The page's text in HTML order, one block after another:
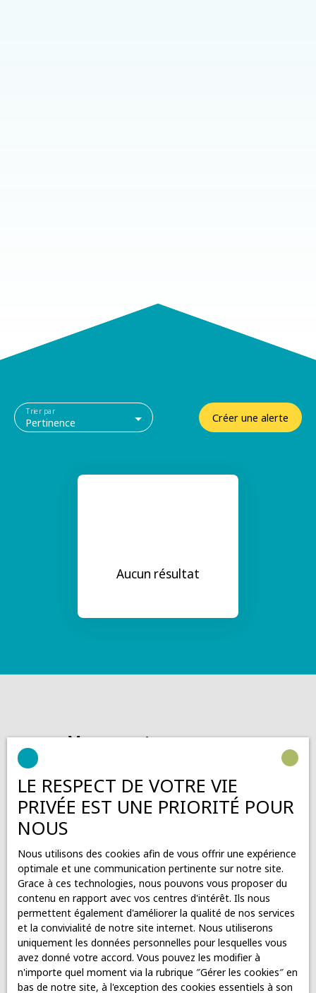
Pertinence
Trier par Créer une alerte
Aucun résultat
Vous ne trouvez pas
Ne manquez plus aucun bien correspondant à votre
recherche en vous inscrivant à notre alerte mail !
Nom
Email
Téléphone
Type d'offre
LE RESPECT DE VOTRE VIE
PRIVÉE EST UNE PRIORITÉ POUR
NOUS
Nous utilisons des cookies afin de vous offrir une expérience
optimale et une communication pertinente sur notre site.
Grace à ces technologies, nous pouvons vous proposer du
contenu en rapport avec vos centres d'intérêt. Ils nous
permettent également d'améliorer la qualité de nos services
et la convivialité de notre site internet. Nous utiliserons
uniquement les données personnelles pour lesquelles vous
avez donné votre accord. Vous pouvez les modifier à
n'importe quel moment via la rubrique ″Gérer les cookies″ en
bas de notre site, à l'exception des cookies essentiels à son